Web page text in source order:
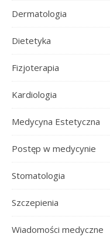
Dermatologia
Dietetyka
Fizjoterapia
Kardiologia
Medycyna Estetyczna
Postęp w medycynie
Stomatologia
Szczepienia
Wiadomości medyczne